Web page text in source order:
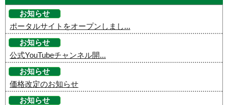
お知らせ
ポータルサイトをオープンしまし...
お知らせ
公式YouTubeチャンネル開...
お知らせ
価格改定のお知らせ
お知らせ